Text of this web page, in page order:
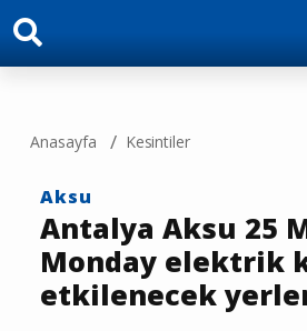
Anasayfa Kesintiler
Aksu
Antalya Aksu 25
Monday elektrik
etkilenecek